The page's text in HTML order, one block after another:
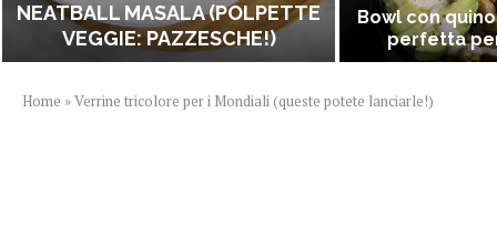
NEATBALL MASALA (POLPETTE
VEGGIE: PAZZESCHE!)
Bowl con
perfetta
Home »Verrine tricolore per i Mondiali (queste potete lanciarle!)